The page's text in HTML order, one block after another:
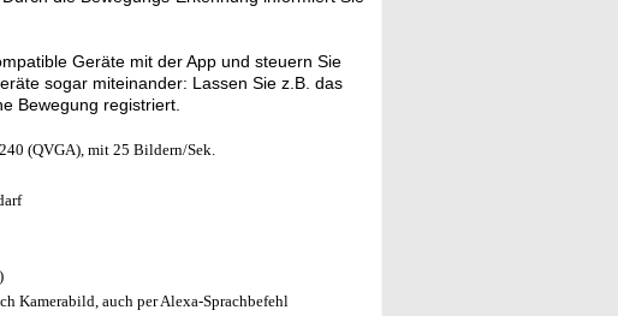
Geräte mit der App und steuern Sie
sogar miteinander: Lassen Sie z.B. das
Bewegung registriert.
(QVGA), mit 25 Bildern/Sek.
Kamerabild, auch per Alexa-Sprachbefehl